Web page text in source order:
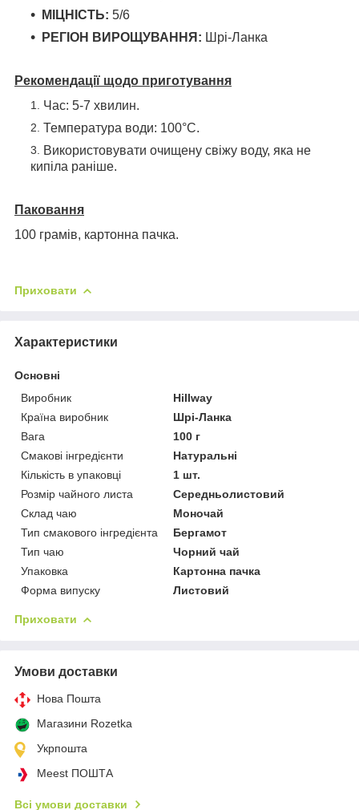
МІЦНІСТЬ: 5/6
РЕГІОН ВИРОЩУВАННЯ: Шрі-Ланка
Рекомендації щодо приготування
Час: 5-7 хвилин.
Температура води: 100°С.
Використовувати очищену свіжу воду, яка не
кипіла раніше.
Паковання
100 грамів, картонна пачка.
Приховати
Характеристики
Основні
Виробник
Hillway
Країна виробник
Шрі-Ланка
Вага
100 г
Смакові інгредієнти
Натуральні
Кількість в упаковці
1 шт.
Розмір чайного листа
Середньолистовий
Склад чаю
Моночай
Тип смакового інгредієнта
Бергамот
Тип чаю
Чорний чай
Упаковка
Картонна пачка
Форма випуску
Листовий
Приховати
Умови доставки
Нова Пошта
Магазини Rozetka
Укрпошта
Meest ПОШТА
Всі умови доставки